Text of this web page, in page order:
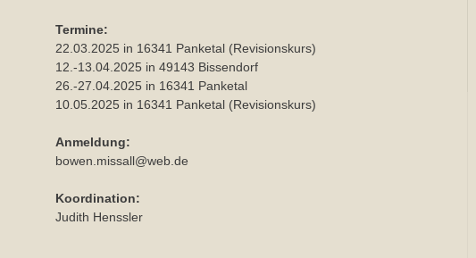
Termine:
22.03.2025 in 16341 Panketal (Revisionskurs)
12.-13.04.2025 in 49143 Bissendorf
26.-27.04.2025 in 16341 Panketal
10.05.2025 in 16341 Panketal (Revisionskurs)
Anmeldung:
bowen.missall@web.de
Koordination:
Judith Henssler